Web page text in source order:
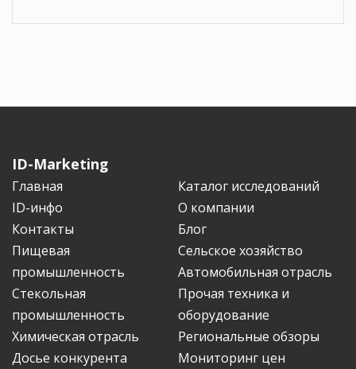
ID-Marketing
Главная
Каталог исследований
ID-инфо
О компании
Контакты
Блог
Пищевая
промышленность
Сельское хозяйство
Автомобильная отрасль
Стекольная
промышленность
Прочая техника и
оборудование
Химическая отрасль
Региональные обзоры
Досье конкурента
Мониторинг цен